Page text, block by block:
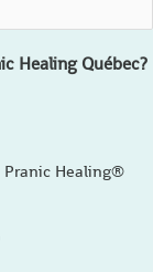
vous entendu parler de Pranic Healing Québec?
Pranic Healing®